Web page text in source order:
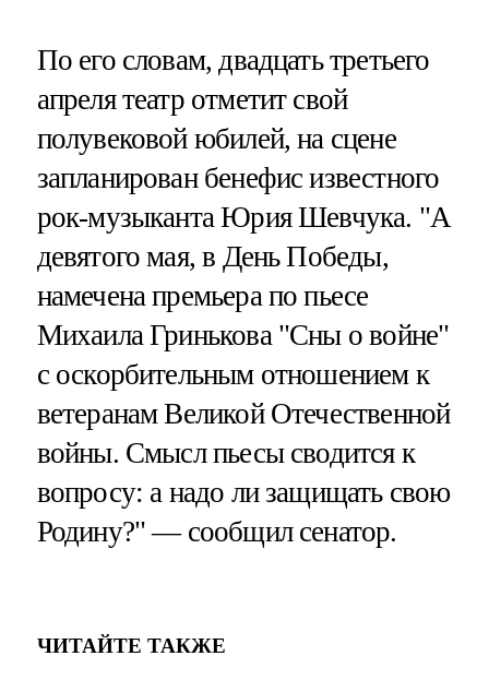
По его словам, двадцать третьего
апреля театр отметит свой
полувековой юбилей, на сцене
запланирован бенефис известного
рок-музыканта Юрия Шевчука. "А
девятого мая, в День Победы,
намечена премьера по пьесе
Михаила Гринькова "Сны о войне"
с оскорбительным отношением к
ветеранам Великой Отечественной
войны. Смысл пьесы сводится к
вопросу: а надо ли защищать свою
Родину?" — сообщил сенатор.
ЧИТАЙТЕ ТАКЖЕ